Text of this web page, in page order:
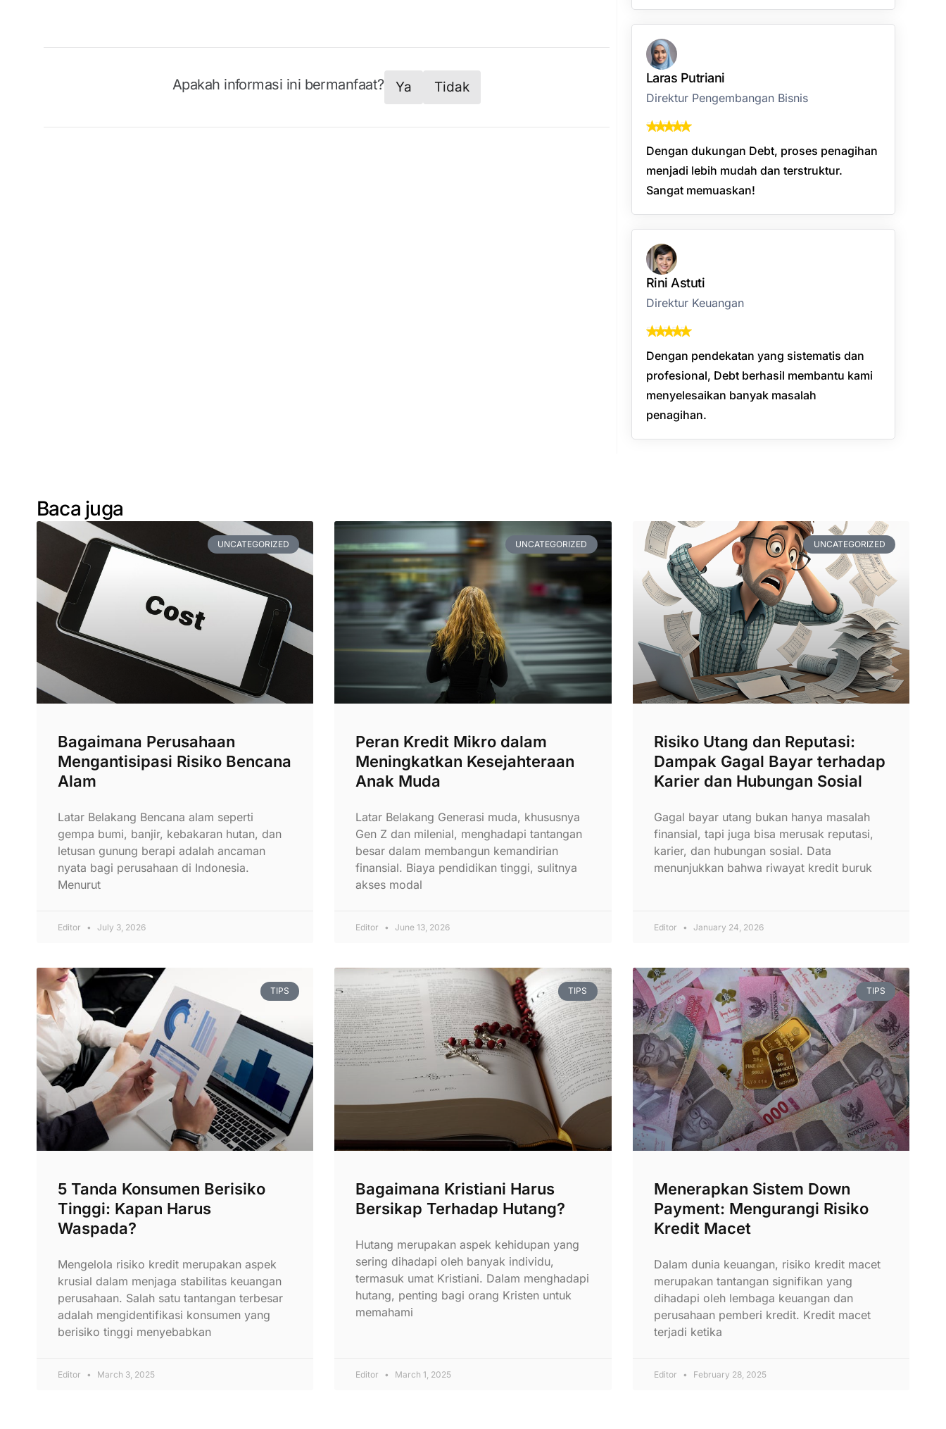
Apakah informasi ini bermanfaat? Ya Tidak
Laras Putriani
Direktur Pengembangan Bisnis
Dengan dukungan Debt, proses penagihan
menjadi lebih mudah dan terstruktur.
Sangat memuaskan!
Rini Astuti
Direktur Keuangan
Dengan pendekatan yang sistematis dan
profesional, Debt berhasil membantu kami
menyelesaikan banyak masalah
penagihan.
Baca juga
UNCATEGORIZED
Bagaimana Perusahaan
Mengantisipasi Risiko Bencana
Alam
Latar Belakang Bencana alam seperti
gempa bumi, banjir, kebakaran hutan, dan
letusan gunung berapi adalah ancaman
nyata bagi perusahaan di Indonesia.
Menurut
Editor July 3, 2026
UNCATEGORIZED
Peran Kredit Mikro dalam
Meningkatkan Kesejahteraan
Anak Muda
Latar Belakang Generasi muda, khususnya
Gen Z dan milenial, menghadapi tantangan
besar dalam membangun kemandirian
finansial. Biaya pendidikan tinggi, sulitnya
akses modal
Editor June 13, 2026
UNCATEGORIZED
Risiko Utang dan Reputasi:
Dampak Gagal Bayar terhadap
Karier dan Hubungan Sosial
Gagal bayar utang bukan hanya masalah
finansial, tapi juga bisa merusak reputasi,
karier, dan hubungan sosial. Data
menunjukkan bahwa riwayat kredit buruk
Editor January 24, 2026
TIPS
5 Tanda Konsumen Berisiko
Tinggi: Kapan Harus
Waspada?
Mengelola risiko kredit merupakan aspek
krusial dalam menjaga stabilitas keuangan
perusahaan. Salah satu tantangan terbesar
adalah mengidentifikasi konsumen yang
berisiko tinggi menyebabkan
Editor March 3, 2025
TIPS
Bagaimana Kristiani Harus
Bersikap Terhadap Hutang?
Hutang merupakan aspek kehidupan yang
sering dihadapi oleh banyak individu,
termasuk umat Kristiani. Dalam menghadapi
hutang, penting bagi orang Kristen untuk
memahami
Editor March 1, 2025
TIPS
Menerapkan Sistem Down
Payment: Mengurangi Risiko
Kredit Macet
Dalam dunia keuangan, risiko kredit macet
merupakan tantangan signifikan yang
dihadapi oleh lembaga keuangan dan
perusahaan pemberi kredit. Kredit macet
terjadi ketika
Editor February 28, 2025